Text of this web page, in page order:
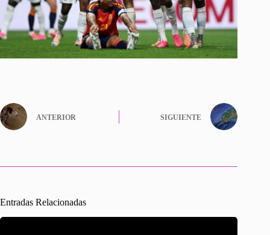
ANTERIOR SIGUIENTE
Entradas Relacionadas